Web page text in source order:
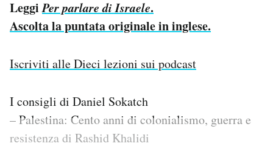
LeggiPer parlare di Israele.
Ascolta la puntata originale in inglese.
Iscriviti alle Dieci lezioni sui podcast
I consigli di Daniel Sokatch
– Palestina: Cento anni di colonialismo, guerra e
resistenza di Rashid Khalidi